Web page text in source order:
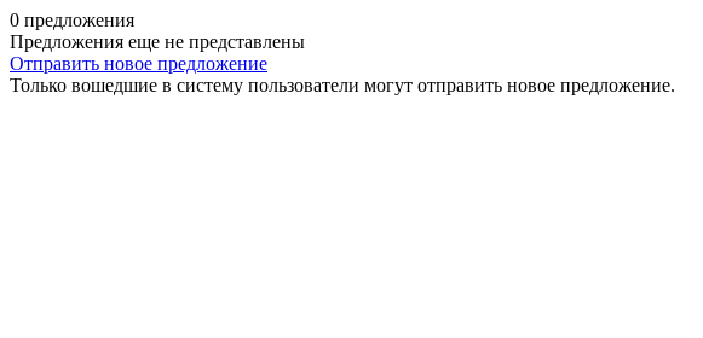
0 предложения
Предложения еще не представлены
Отправить новое предложение
Только вошедшие в систему пользователи могут отправить новое предложение.